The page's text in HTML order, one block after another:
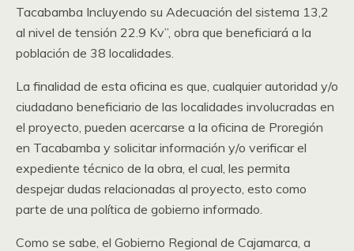
Tacabamba Incluyendo su Adecuación del sistema 13,2
al nivel de tensión 22.9 Kv”, obra que beneficiará a la
población de 38 localidades.
La finalidad de esta oficina es que, cualquier autoridad y/o
ciudadano beneficiario de las localidades involucradas en
el proyecto, pueden acercarse a la oficina de Proregión
en Tacabamba y solicitar información y/o verificar el
expediente técnico de la obra, el cual, les permita
despejar dudas relacionadas al proyecto, esto como
parte de una política de gobierno informado.
Como se sabe, el Gobierno Regional de Cajamarca, a